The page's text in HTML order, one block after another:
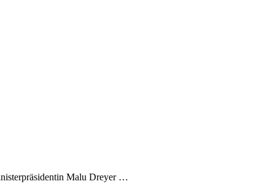
Malu Dreyer …